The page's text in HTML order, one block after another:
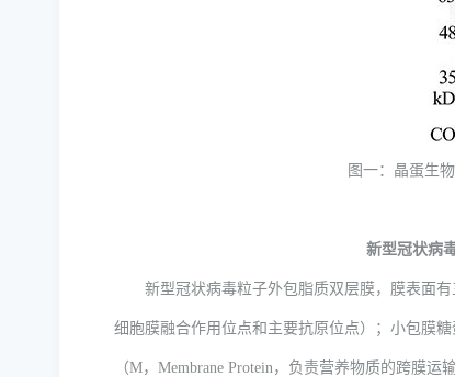
图一：晶蛋生
新型冠状病
新型冠状病毒粒子外包脂质双层膜，膜表面有
细胞膜融合作用位点和主要抗原位点）；小包膜
（M，Membrane Protein，负责营养物质的跨膜